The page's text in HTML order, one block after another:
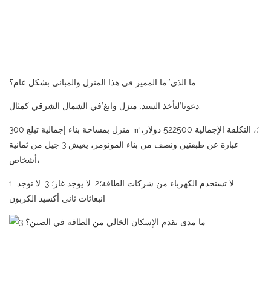
ما الذي’;ما المميز في هذا المنزل والمباني بشكل عام؟
دعونا’لنأخذ السيد. منزل وانغ’في الشمال الشرقي كمثال.
منزل بمساحة بناء إجمالية تبلغ 300 ㎡؛، التكلفة الإجمالية 522500 دولار،
عبارة عن طبقتين ونصف من بناء المونومر، يعيش 3 جيل من ثمانية
أشخاص،
1. لا تستخدم الكهرباء من شركات الطاقة؛2. لا يوجد غاز؛ 3. لا توجد
انبعاثات ثاني أكسيد الكربون